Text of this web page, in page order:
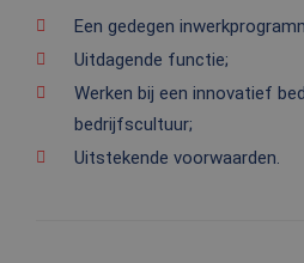
Een gedegen
Uitdagende functie;
Werken bij een innovatief
bedrijfscultuur;
Uitstekende voorwaarden.